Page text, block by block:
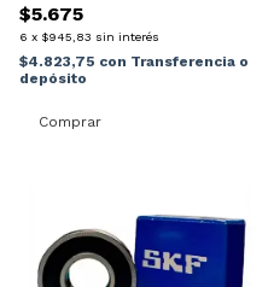
$5.675
6 x $945,83 sin interés
$4.823,75 con Transferencia o
depósito